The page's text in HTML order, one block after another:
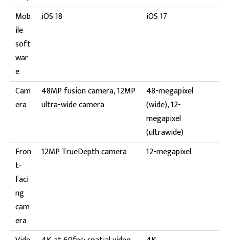
Mob
ile
soft
war
e
iOS 18 iOS 17
Cam
era
48MP fusion camera, 12MP
ultra-wide camera
48-megapixel
(wide), 12-
megapixel
(ultrawide)
Fron
t-
faci
ng
cam
era
12MP TrueDepth camera 12-megapixel